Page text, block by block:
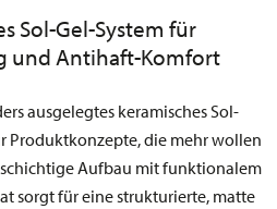
Sol-Gel-System für
und Antihaft-Komfort
ausgelegtes keramisches Sol-
Produktkonzepte, die mehr wollen
Aufbau mit funktionalem
sorgt für eine strukturierte, matte